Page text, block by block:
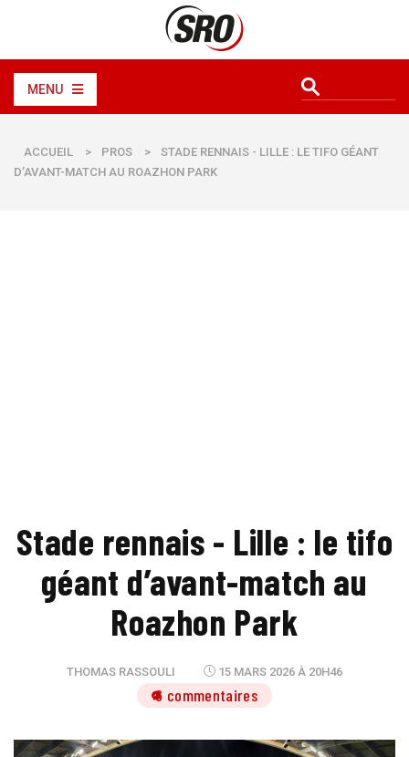
MENU
ACCUEIL > PROS >
STADE RENNAIS - LILLE : LE TIFO GÉANT
D’AVANT-MATCH AU ROAZHON PARK
Stade rennais - Lille : le tifo
géant d’avant-match au
Roazhon Park
THOMAS RASSOULI 15 MARS 2026 À 20H46
6 commentaires